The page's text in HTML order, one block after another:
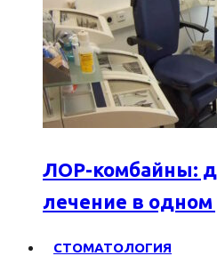
ЛОР-комбайны:
лечение в одном
СТОМАТОЛОГИЯ